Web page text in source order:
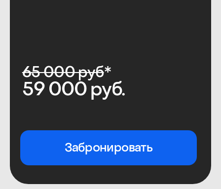
5 сотрудников
150 000 руб.